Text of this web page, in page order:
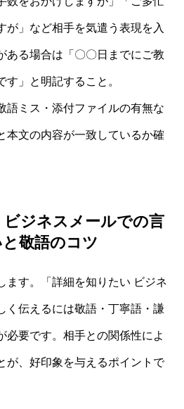
が」など相手を気遣う表現を入
ある場合は「〇〇日までにご教
」と明記すること。
語ミス・添付ファイルの有無な
本文の内容が一致しているか確
ジネスメールでの言
敬語のコツ
ます。「詳細を知りたい ビジネ
く伝えるには敬語・丁寧語・謙
必要です。相手との関係性によ
が、好印象を与えるポイントで